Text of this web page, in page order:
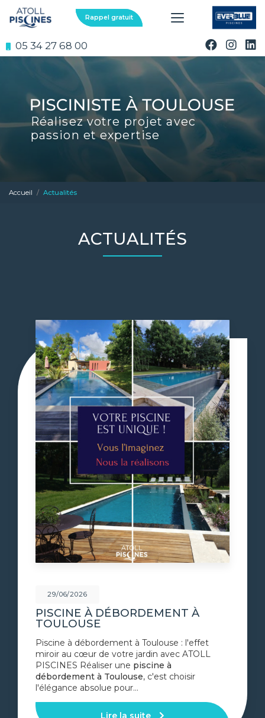
au
contenu
05 34 27 68 00
Rappel gratuit
Réalisez votre projet avec
passion et expertise
Accueil Actualités
ACTUALITÉS
29/06/2026
PISCINE À DÉBORDEMENT À
TOULOUSE
Piscine à débordement à Toulouse : l'effet
miroir au cœur de votre jardin avec ATOLL
PISCINES Réaliser une piscine à
débordement à Toulouse, c'est choisir
l'élégance absolue pour…
Lire la suite